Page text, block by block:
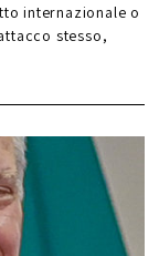
internazionale o
stesso,